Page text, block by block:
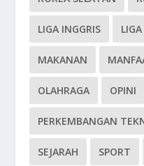
LIGA INGGRIS
MAKANAN
OLAHRAGA OPINI
PERKEMBANGAN
SEJARAH SPORT